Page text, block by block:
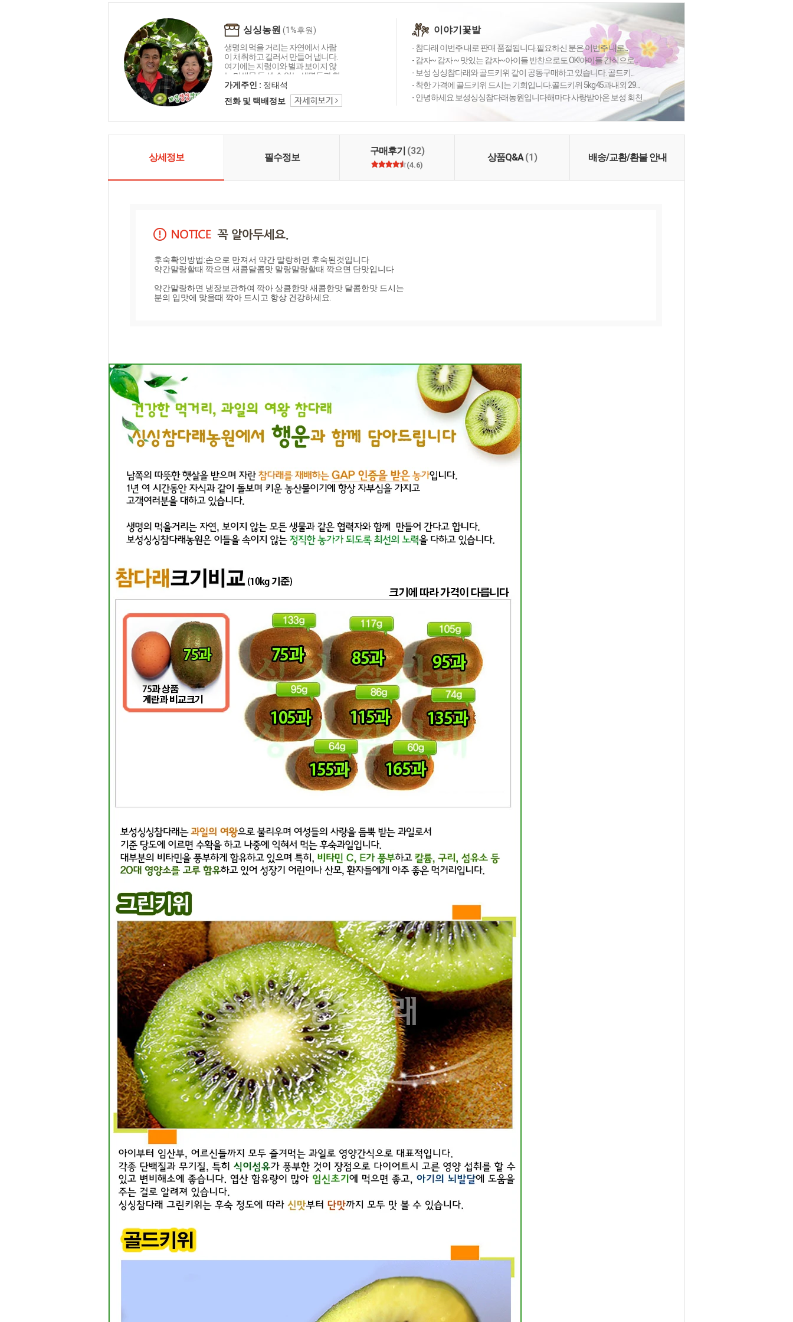
싱싱농원 (1%후원)
생명의 먹을 거리는 자연에서 사람
이 채취하고 길러서 만들어 냅니다.
여기에는 지렁이와 벌과 보이지 않
는 미생물 등 셀 수 없는 생명들과 함
께 만들어 냅니다. 보성싱싱농원는
이들을 속이지 않는 정직한 농가가
될 것을 약속드립니다.
가게주인 : 정태석
전화 및 택배정보
이야기꽃밭
- 참다래 이번주 내로 판매 품절됩니다.필요하신 분은 이번주 내로...
- 감자~ 감자 ~ 맛있는 감자~아이들 반찬으로도 OK!아이들 간식으로...
- 보성 싱싱참다래와 골드키위 같이 공동구매하고 있습니다. 골드키...
- 착한 가격에 골드키위 드시는 기회입니다.골드키위 5kg45과내외 29...
- 안녕하세요 보성싱싱참다래농원입니다해마다 사랑받아온 보성 회천...
상세정보 필수정보
구매후기 (32)
(4.6)
상품Q&A(1) 배송/교환/환불 안내
후숙확인방법:손으로 만져서 약간 말랑하면 후숙된것입니다
약간말랑할때 깍으면 새콤달콤맛 말랑말랑할때 깍으면 단맛입니다
약간말랑하면 냉장보관하여 깍아 상큼한맛 새콤한맛 달콤한맛 드시는
분의 입맛에 맞을때 깍아 드시고 항상 건강하세요.